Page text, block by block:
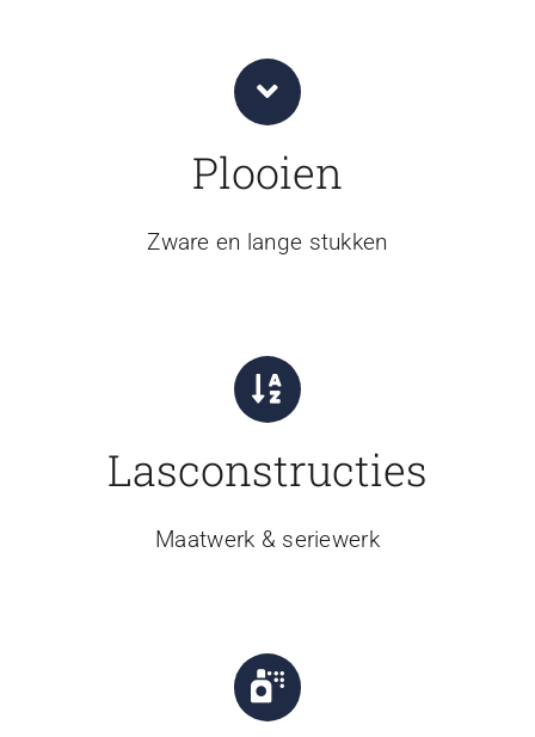
Plooien
Zware en lange stukken
Lasconstructies
Maatwerk & seriewerk